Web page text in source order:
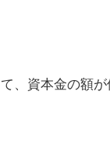
、資本金の額が